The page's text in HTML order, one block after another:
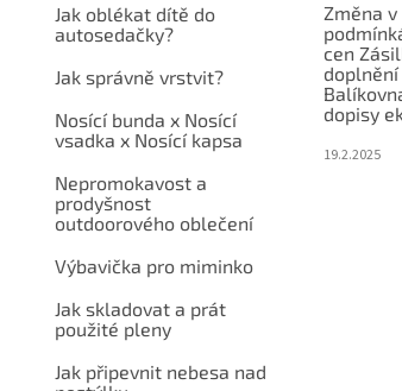
Jak oblékat dítě do
autosedačky?
Jak správně vrstvit?
Nosící bunda x Nosící
vsadka x Nosící kapsa
Nepromokavost a
prodyšnost
outdoorového oblečení
Výbavička pro miminko
Jak skladovat a prát
použité pleny
Jak připevnit nebesa nad
Změna
cen
dopisy
19.2.2025